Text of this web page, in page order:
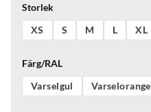
Storlek
XS
S M L XL
Färg/RAL
Varselgul
Varselorange